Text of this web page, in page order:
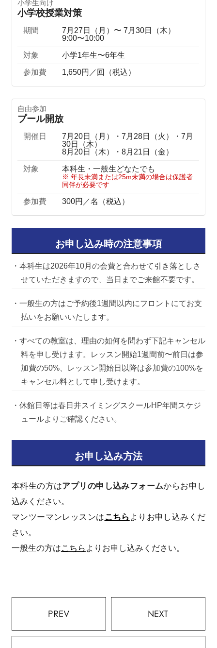
小学生向け
小学校授業対策
期間
7月27日（月）〜 7月30日（木）
9:00〜10:00
対象 小学1年生〜6年生
参加費 1,650円／回（税込）
自由参加
プール開放
開催日
7月20日（月）・7月28日（火）・7月
30日（木）
8月20日（木）・8月21日（金）
対象 本科生・一般生どなたでも
※ 年長未満または25m未満の場合は保護者
同伴が必要です
参加費 300円／名（税込）
お申し込み時の注意事項
・本科生は2026年10月の会費と合わせて引き落としさ
せていただきますので、当日までご来館不要です。
・一般生の方はご予約後1週間以内にフロントにてお支
払いをお願いいたします。
・すべての教室は、理由の如何を問わず下記キャンセル
料を申し受けます。レッスン開始1週間前〜前日は参
加費の50%、レッスン開始日以降は参加費の100%を
キャンセル料として申し受けます。
・休館日等は春日井スイミングスクールHP年間スケジ
ュールよりご確認ください。
お申し込み方法
本科生の方はアプリの申し込みフォームからお申し
込みください。
マンツーマンレッスンは こちら よりお申し込みくだ
さい。
一般生の方はこちら よりお申し込みください。
PREV NEXT